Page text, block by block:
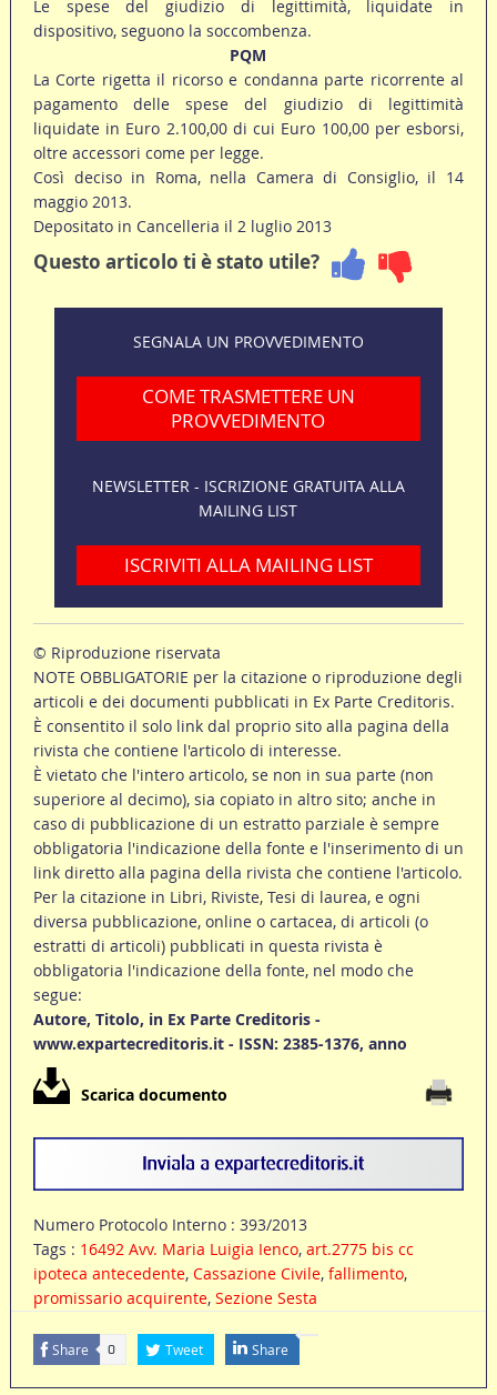
Le spese del giudizio di legittimità, liquidate in
dispositivo, seguono la soccombenza.
PQM
La Corte rigetta il ricorso e condanna parte ricorrente al
pagamento delle spese del giudizio di legittimità
liquidate in Euro 2.100,00 di cui Euro 100,00 per esborsi,
oltre accessori come per legge.
Così deciso in Roma, nella Camera di Consiglio, il 14
maggio 2013.
Depositato in Cancelleria il 2 luglio 2013
Questo articolo ti è stato utile?
SEGNALA UN PROVVEDIMENTO
COME TRASMETTERE UN
PROVVEDIMENTO
NEWSLETTER - ISCRIZIONE GRATUITA ALLA
MAILING LIST
ISCRIVITI ALLA MAILING LIST
© Riproduzione riservata
NOTE OBBLIGATORIE per la citazione o riproduzione degli
articoli e dei documenti pubblicati in Ex Parte Creditoris.
È consentito il solo link dal proprio sito alla pagina della
rivista che contiene l'articolo di interesse.
È vietato che l'intero articolo, se non in sua parte (non
superiore al decimo), sia copiato in altro sito; anche in
caso di pubblicazione di un estratto parziale è sempre
obbligatoria l'indicazione della fonte e l'inserimento di un
link diretto alla pagina della rivista che contiene l'articolo.
Per la citazione in Libri, Riviste, Tesi di laurea, e ogni
diversa pubblicazione, online o cartacea, di articoli (o
estratti di articoli) pubblicati in questa rivista è
obbligatoria l'indicazione della fonte, nel modo che
segue:
Autore, Titolo, in Ex Parte Creditoris -
www.expartecreditoris.it - ISSN: 2385-1376, anno
Scarica documento
Numero Protocolo Interno : 393/2013
Tags : 16492 Avv. Maria Luigia Ienco, art.2775 bis cc
ipoteca antecedente, Cassazione Civile, fallimento,
promissario acquirente, Sezione Sesta
Share 0 Tweet Share